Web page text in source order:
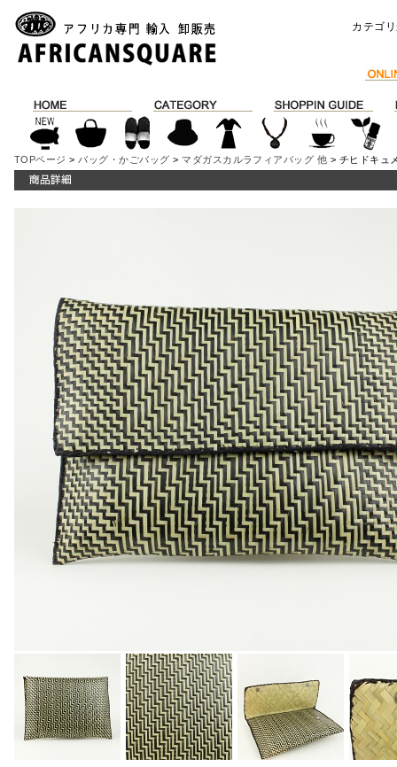
カテゴ
TOPページ > バッグ・かごバッグ > マダガスカルラフィアバッグ 他 > チヒドキュ